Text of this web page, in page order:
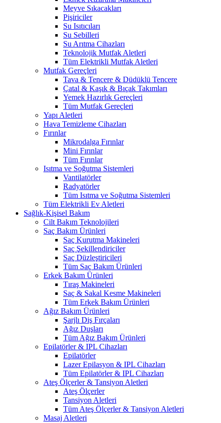
Meyve Sıkacakları
Pişiriciler
Su Isıtıcıları
Su Sebilleri
Su Arıtma Cihazları
Teknolojik Mutfak Aletleri
Tüm Elektrikli Mutfak Aletleri
Mutfak Gereçleri
Tava & Tencere & Düdüklü Tencere
Çatal & Kaşık & Bıçak Takımları
Yemek Hazırlık Gereçleri
Tüm Mutfak Gereçleri
Yapı Aletleri
Hava Temizleme Cihazları
Fırınlar
Mikrodalga Fırınlar
Mini Fırınlar
Tüm Fırınlar
Isıtma ve Soğutma Sistemleri
Vantilatörler
Radyatörler
Tüm Isıtma ve Soğutma Sistemleri
Tüm Elektrikli Ev Aletleri
Sağlık-Kişisel Bakım
Cilt Bakım Teknolojileri
Saç Bakım Ürünleri
Saç Kurutma Makineleri
Saç Şekillendiriciler
Saç Düzleştiricileri
Tüm Saç Bakım Ürünleri
Erkek Bakım Ürünleri
Tıraş Makineleri
Saç & Sakal Kesme Makineleri
Tüm Erkek Bakım Ürünleri
Ağız Bakım Ürünleri
Şarjlı Diş Fırçaları
Ağız Duşları
Tüm Ağız Bakım Ürünleri
Epilatörler & IPL Cihazları
Epilatörler
Lazer Epilasyon & IPL Cihazları
Tüm Epilatörler & IPL Cihazları
Ateş Ölçerler & Tansiyon Aletleri
Ateş Ölçerler
Tansiyon Aletleri
Tüm Ateş Ölçerler & Tansiyon Aletleri
Masaj Aletleri